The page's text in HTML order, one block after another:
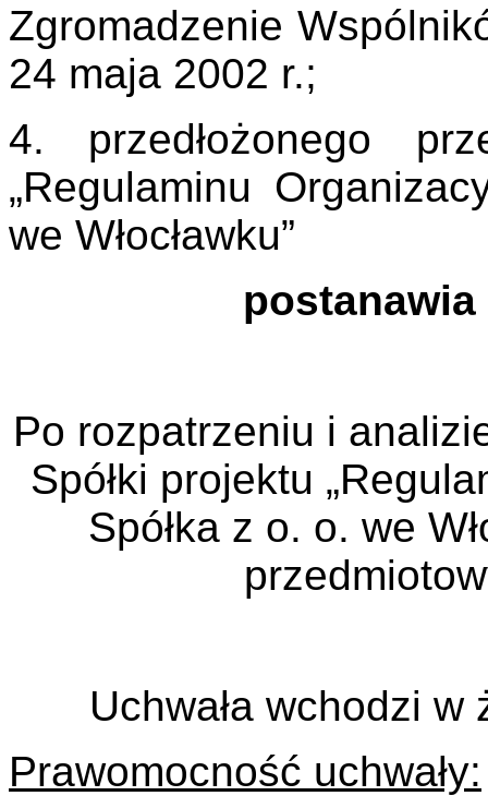
Zgromadzenie
24 maja 2002 r.;
4. przedłożonego
„Regulaminu
we Włocławku”
Po rozpatrzeniu i
Spółki projektu
Spółka z o. o. we
Uchwała wchodzi
Prawomocność uchwały: